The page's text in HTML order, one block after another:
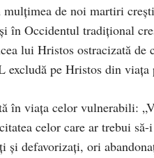
mulțimea de noi martiri
Occidentul tradițional
lui Hristos ostracizată
excludă pe Hristos din viața
în viața celor vulnerabili:
celor care ar trebui
și defavorizați, ori